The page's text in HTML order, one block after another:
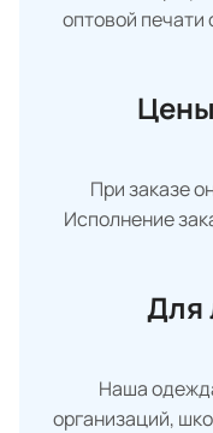
оптовой печати
При заказе
Исполнение
Для
Наша
организаций,